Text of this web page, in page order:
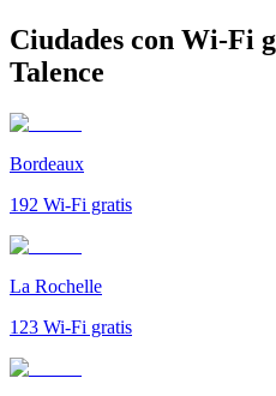
Ciudades con Wi-Fi
Talence
Bordeaux
192 Wi-Fi gratis
La Rochelle
123 Wi-Fi gratis